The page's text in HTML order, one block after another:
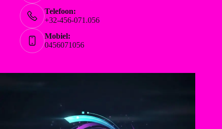
Telefoon:
+32-456-071.056
Mobiel:
0456071056